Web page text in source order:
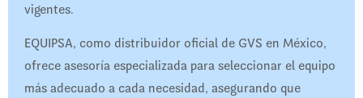
vigentes.
EQUIPSA, como distribuidor oficial de GVS en México,
ofrece asesoría especializada para seleccionar el equipo
más adecuado a cada necesidad, asegurando que